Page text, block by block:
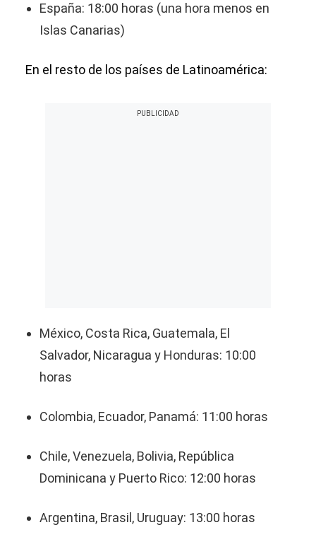
España: 18:00 horas (una hora menos en
Islas Canarias)
En el resto de los países de Latinoamérica:
México, Costa Rica, Guatemala, El
Salvador, Nicaragua y Honduras: 10:00
horas
Colombia, Ecuador, Panamá: 11:00 horas
Chile, Venezuela, Bolivia, República
Dominicana y Puerto Rico: 12:00 horas
Argentina, Brasil, Uruguay: 13:00 horas